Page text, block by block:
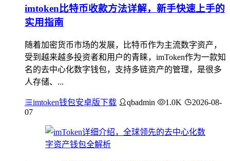
imtoken比特币收款方法详解，新手快速上手的
实用指南
随着加密货币市场的发展，比特币作为主流数字资产，
受到越来越多投资者和用户的青睐，imToken作为一款知
名的去中心化数字钱包，支持多链资产的管理，是很多
人存储、...
imtoken钱包安卓版下载 qbadmin 1.0K
2026-08-
07